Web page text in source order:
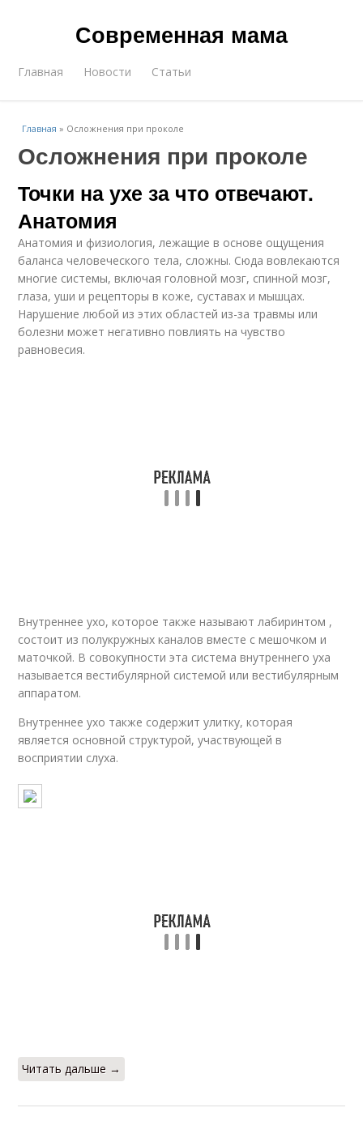
Современная мама
Главная Новости Статьи
Главная » Осложнения при проколе
Осложнения при проколе
Точки на ухе за что отвечают.
Анатомия
Анатомия и физиология, лежащие в основе ощущения
баланса человеческого тела, сложны. Сюда вовлекаются
многие системы, включая головной мозг, спинной мозг,
глаза, уши и рецепторы в коже, суставах и мышцах.
Нарушение любой из этих областей из-за травмы или
болезни может негативно повлиять на чувство
равновесия.
Внутреннее ухо, которое также называют лабиринтом ,
состоит из полукружных каналов вместе с мешочком и
маточкой. В совокупности эта система внутреннего уха
называется вестибулярной системой или вестибулярным
аппаратом.
Внутреннее ухо также содержит улитку, которая
является основной структурой, участвующей в
восприятии слуха.
Читать дальше →